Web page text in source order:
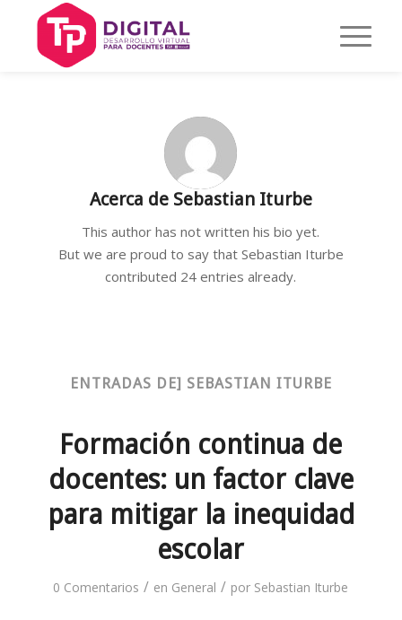
Acerca de Sebastian Iturbe
This author has not written his bio yet.
But we are proud to say that Sebastian Iturbe
contributed 24 entries already.
ENTRADAS DE] SEBASTIAN ITURBE
Formación continua de
docentes: un factor clave
para mitigar la inequidad
escolar
0 Comentarios / en General / por Sebastian Iturbe